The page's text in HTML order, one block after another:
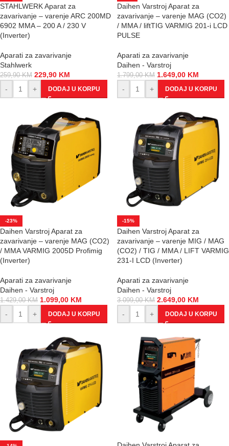
STAHLWERK Aparat za
zavarivanje – varenje ARC 200MD
6902 MMA – 200 A / 230 V
(Inverter)
Aparati za zavarivanje
Stahlwerk
259,90KM 229,90 KM
-
+ DODAJ U KORPU
Daihen Varstroj Aparat za
zavarivanje – varenje MAG (CO2)
/ MMA / liftTIG VARMIG 201-i LCD
PULSE
Aparati za zavarivanje
Daihen - Varstroj
1.799,00KM 1.649,00 KM
-
+ DODAJ U KORPU
-23%
Daihen Varstroj Aparat za
zavarivanje – varenje MAG (CO2)
/ MMA VARMIG 2005D Profimig
(Inverter)
Aparati za zavarivanje
Daihen - Varstroj
1.429,00KM 1.099,00 KM
-
+ DODAJ U KORPU
-15%
Daihen Varstroj Aparat za
zavarivanje – varenje MIG / MAG
(CO2) / TIG / MMA / LIFT VARMIG
231-I LCD (Inverter)
Aparati za zavarivanje
Daihen - Varstroj
3.099,00KM 2.649,00 KM
-
+ DODAJ U KORPU